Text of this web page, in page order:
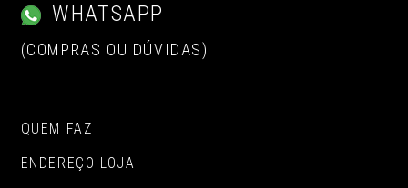
WHATSAPP
(COMPRAS OU DÚVIDAS)
QUEM FAZ
ENDEREÇO LOJA